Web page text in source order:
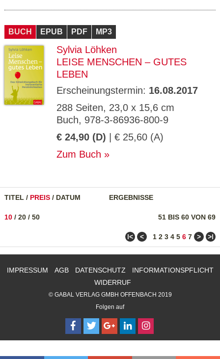
BUCH EPUB PDF MP3
Sylvia Löhken
LEISE MENSCHEN – GUTES
LEBEN
Erscheinungstermin: 16.08.2017
288 Seiten, 23,0 x 15,6 cm
Buch, 978-3-86936-800-9
€ 24,90 (D) | € 25,60 (A)
Zum Buch
TITEL / PREIS / DATUM ERGEBNISSE
51 BIS 60 VON 69
10 / 20 / 50
ǀ< < 1 2 3 4 5 6 7 > >ǀ
IMPRESSUM AGB DATENSCHUTZ
INFORMATIONSPFLICHT
WIDERRUF
© GABAL VERLAG GMBH OFFENBACH 2019
Folgen auf